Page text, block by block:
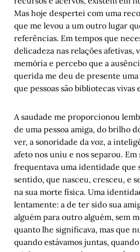
músicos da Itália , por
Saramago sai e quem
futura, por Alfredo
Meu affair com Theo, por
Leal
A substituição do
Pires Ramos
Faria
O tigre de olhos verdes,
Cordel do Corte Raso –
Gonçalo Ferraz
Entre o mundo e eu –
Pires Ramos
Refil (da meada), a
em Diego Grando, por
A boneca e a sobrevivente
por Juremir Machado da
Mas hoje despertei com uma
que me levou a um outro lugar
referências. Em tempos que
delicadeza nas relações afetivas,
memória e percebo que a
querida me deu de presente uma
que pessoas são bibliotecas vivas
A saudade me proporcionou
de uma pessoa amiga, do brilho
ver, a sonoridade da voz, a
afeto nos uniu e nos separou. Em
frequentava uma identidade que
sentido, que nasceu, cresceu, e
na sua morte física. Uma
lentamente: a de ter sido sua
alguém para outro alguém, sem
quanto lhe significava, mas que
quando estávamos juntas,